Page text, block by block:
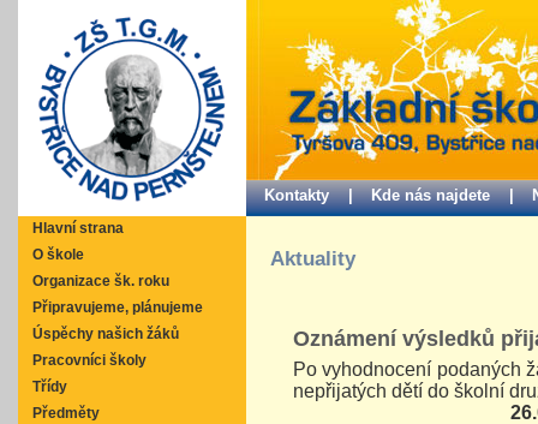
Hlavní strana
O škole
Organizace šk. roku
Připravujeme, plánujeme
Úspěchy našich žáků
Pracovníci školy
Třídy
Předměty
Kontakty | Kde nás najdete |
Aktuality
Oznámení výsledků
Po vyhodnocení podaných
nepřijatých dětí do školní